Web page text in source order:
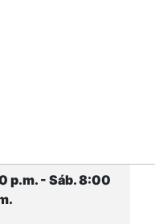
p.m. - Sáb. 8:00